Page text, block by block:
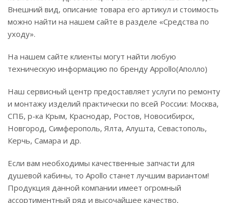
Внешний вид, описание товара его артикул и стоимость
можно найти на нашем сайте в разделе «Средства по
уходу».
На нашем сайте клиенты могут найти любую
техническую информацию по бренду Appollo(Аполло)
Наш сервисный центр предоставляет услуги по ремонту
и монтажу изделий практически по всей России: Москва,
СПБ, р-ка Крым, Краснодар, Ростов, Новосибирск,
Новгород, Симферополь, Ялта, Алушта, Севастополь,
Керчь, Самара и др.
Если вам необходимы качественные запчасти для
душевой кабины, то Apollo станет лучшим вариантом!
Продукция данной компании имеет огромный
ассортиментный ряд и высочайшее качество,